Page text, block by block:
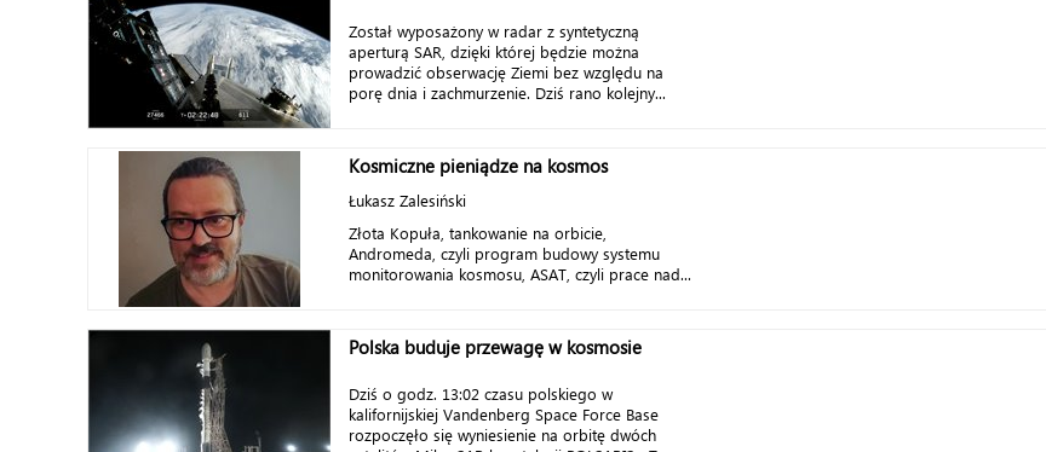
Został wyposażony w radar z syntetyczną
aperturą SAR, dzięki której będzie można
prowadzić obserwację Ziemi bez względu na
porę dnia i zachmurzenie. Dziś rano kolejny...
Kosmiczne pieniądze na kosmos
Łukasz Zalesiński
Złota Kopuła, tankowanie na orbicie,
Andromeda, czyli program budowy systemu
monitorowania kosmosu, ASAT, czyli prace nad...
Polska buduje przewagę w kosmosie
Dziś o godz. 13:02 czasu polskiego w
kalifornijskiej Vandenberg Space Force Base
rozpoczęło się wyniesienie na orbitę dwóch